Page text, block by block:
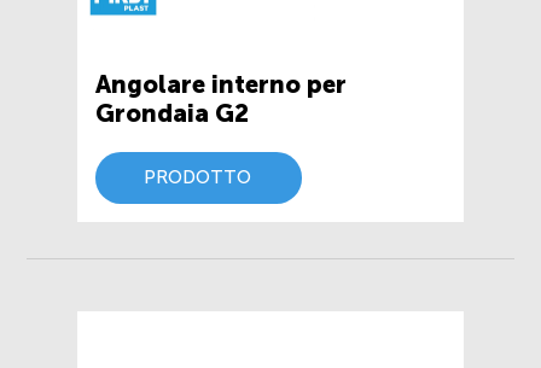
Angolare interno per
Grondaia G2
PRODOTTO